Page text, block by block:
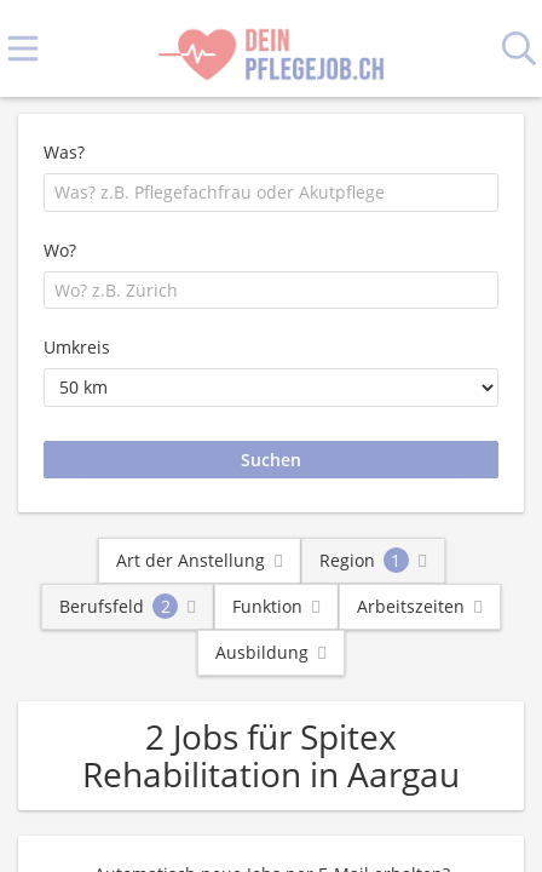
Was?
Wo?
Umkreis
Art der Anstellung Region
1
Berufsfeld
2 Funktion
Arbeitszeiten
Ausbildung
2 Jobs für Spitex
Rehabilitation in Aargau